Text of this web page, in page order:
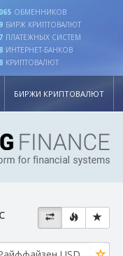
ОБМЕННИКОВ
БИРЖ КРИПТОВАЛЮТ
ПЛАТЕЖНЫХ СИСТЕМ
ИНТЕРНЕТ-БАНКОВ
КРИПТОВАЛЮТ
БИРЖИ КРИПТОВАЛЮТ